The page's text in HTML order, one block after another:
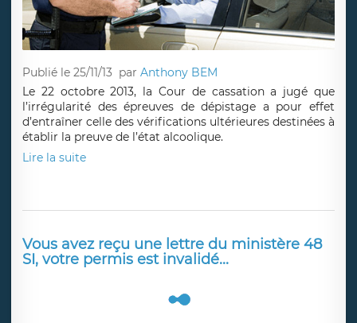
Publié le 25/11/13 parAnthony BEM
Le 22 octobre 2013, la Cour de cassation a jugé que
l’irrégularité des épreuves de dépistage a pour effet
d’entraîner celle des vérifications ultérieures destinées à
établir la preuve de l’état alcoolique.
Lire la suite
Vous avez reçu une lettre du ministère 48
SI, votre permis est invalidé...